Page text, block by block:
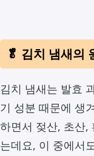
🥬 김치 냄새의
김치 냄새는 발효
기 성분 때문에 생
하면서 젖산, 초산,
는데요, 이 중에서